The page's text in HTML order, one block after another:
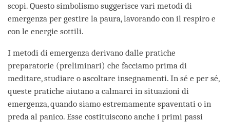
scopi. Questo simbolismo suggerisce vari metodi di
emergenza per gestire la paura, lavorando con il respiro e
con le energie sottili.
I metodi di emergenza derivano dalle pratiche
preparatorie (preliminari) che facciamo prima di
meditare, studiare o ascoltare insegnamenti. In sé e per sé,
queste pratiche aiutano a calmarci in situazioni di
emergenza, quando siamo estremamente spaventati o in
preda al panico. Esse costituiscono anche i primi passi